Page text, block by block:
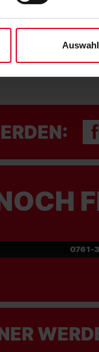
0761-